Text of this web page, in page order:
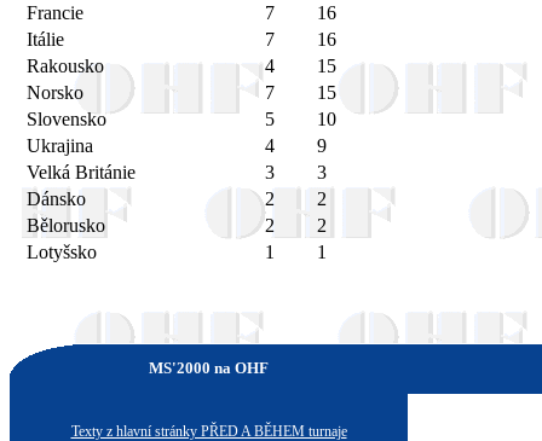
Francie
7
16
Itálie
7
16
Rakousko
4
15
Norsko
7
15
Slovensko
5
10
Ukrajina
4
9
Velká Británie
3
3
Dánsko
2
2
Bělorusko
2
2
Lotyšsko
1 1
MS'2000 na OHF
Texty z hlavní stránky PŘED A BĚHEM turnaje